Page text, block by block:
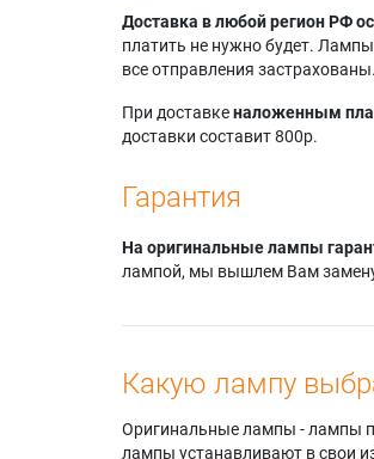
Доставка в любой регион РФ
платить не нужно будет.
все отправления застрахованы.
При доставкеналоженным
доставки составит 800р.
Гарантия
На оригинальные лампы
лампой, мы вышлем Вам замену
Какую лампу
Оригинальные лампы - лампы
лампы устанавливают в свои